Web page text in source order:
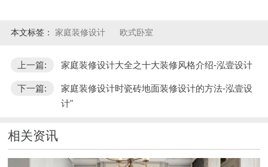
本文标签： 家庭装修设计 欧式卧室
上一篇: 家庭装修设计大全之十大装修风格介绍-泓壹设计
下一篇:
家庭装修设计时瓷砖地面装修设计的方法-泓壹设
计"
相关资讯